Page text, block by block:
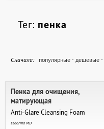
Тег: пенка
Cначала: популярные · дешевые ·
Пенка для очищения,
матирующая
Anti-Glare Cleansing Foam
Esderma MD